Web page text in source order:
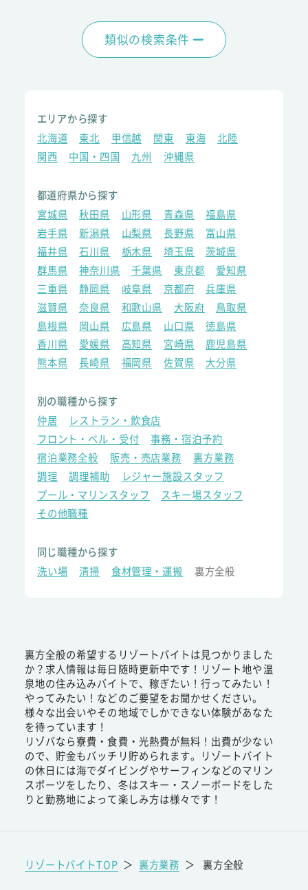
類似の検索条件
エリアから探す
北海道
東北 甲信越 関東 東海
北陸
関西
中国・四国 九州 沖縄県
都道府県から探す
宮城県
秋田県 山形県 青森県
福島県
岩手県
新潟県 山梨県 長野県
富山県
福井県
石川県 栃木県 埼玉県
茨城県
群馬県
神奈川県 千葉県 東京都
愛知県
三重県
静岡県 岐阜県 京都府
兵庫県
滋賀県
奈良県 和歌山県 大阪府
鳥取県
島根県
岡山県 広島県 山口県
徳島県
香川県
愛媛県 高知県 宮崎県
鹿児島県
熊本県
長崎県 福岡県 佐賀県 大分県
別の職種から探す
仲居
レストラン・飲食店
フロント・ベル・受付
事務・宿泊予約
宿泊業務全般
販売・売店業務
裏方業務
調理
調理補助
レジャー施設スタッフ
プール・マリンスタッフ
スキー場スタッフ
その他職種
同じ職種から探す
洗い場
清掃 食材管理・運搬 裏方全般
裏方全般の希望するリゾートバイトは見つかりました
か？求人情報は毎日随時更新中です！リゾート地や温
泉地の住み込みバイトで、稼ぎたい！行ってみたい！
やってみたい！などのご要望をお聞かせください。
様々な出会いやその地域でしかできない体験があなた
を待っています！
リゾバなら寮費・食費・光熱費が無料！出費が少ない
ので、貯金もバッチリ貯められます。リゾートバイト
の休日には海でダイビングやサーフィンなどのマリン
スポーツをしたり、冬はスキー・スノーボードをした
りと勤務地によって楽しみ方は様々です！
リゾートバイトTOP ＞ 裏方業務 ＞ 裏方全般